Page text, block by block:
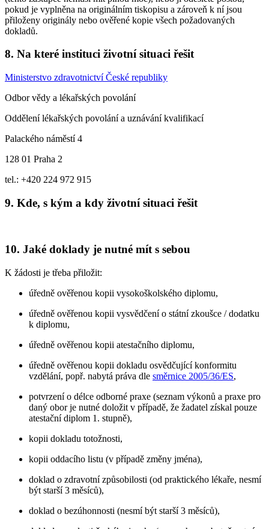
pokud je vyplněna na originálním tiskopisu a zároveň k ní jsou
přiloženy originály nebo ověřené kopie všech požadovaných
dokladů.
8. Na které instituci životní situaci řešit
Ministerstvo zdravotnictví České republiky
Odbor vědy a lékařských povolání
Oddělení lékařských povolání a uznávání kvalifikací
Palackého náměstí 4
128 01 Praha 2
tel.: +420 224 972 915
9. Kde, s kým a kdy životní situaci řešit
10. Jaké doklady je nutné mít s sebou
K žádosti je třeba přiložit:
úředně ověřenou kopii vysokoškolského diplomu,
úředně ověřenou kopii vysvědčení o státní zkoušce / dodatku
k diplomu,
úředně ověřenou kopii atestačního diplomu,
úředně ověřenou kopii dokladu osvědčující konformitu
vzdělání, popř. nabytá práva dle směrnice 2005/36/ES,
potvrzení o délce odborné praxe (seznam výkonů a praxe pro
daný obor je nutné doložit v případě, že žadatel získal pouze
atestační diplom 1. stupně),
kopii dokladu totožnosti,
kopii oddacího listu (v případě změny jména),
doklad o zdravotní způsobilosti (od praktického lékaře, nesmí
být starší 3 měsíců),
doklad o bezúhonnosti (nesmí být starší 3 měsíců),